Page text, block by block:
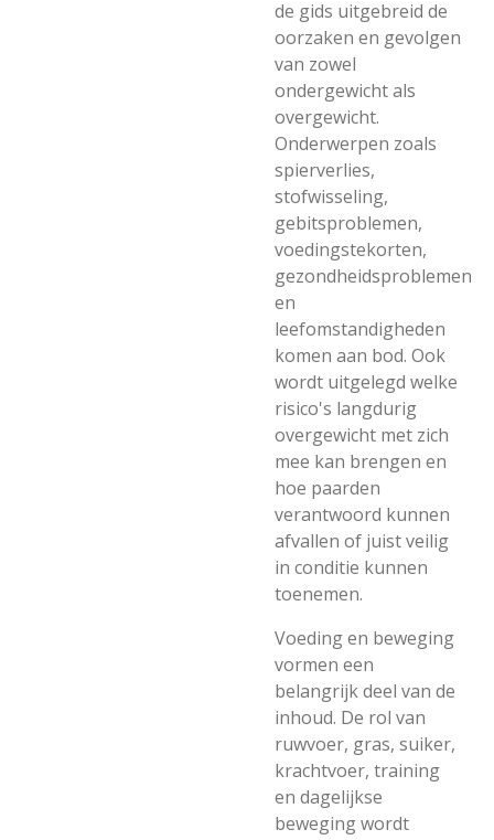
de gids uitgebreid de
oorzaken en gevolgen
van zowel
ondergewicht als
overgewicht.
Onderwerpen zoals
spierverlies,
stofwisseling,
gebitsproblemen,
voedingstekorten,
gezondheidsproblemen
en
leefomstandigheden
komen aan bod. Ook
wordt uitgelegd welke
risico's langdurig
overgewicht met zich
mee kan brengen en
hoe paarden
verantwoord kunnen
afvallen of juist veilig
in conditie kunnen
toenemen.
Voeding en beweging
vormen een
belangrijk deel van de
inhoud. De rol van
ruwvoer, gras, suiker,
krachtvoer, training
en dagelijkse
beweging wordt